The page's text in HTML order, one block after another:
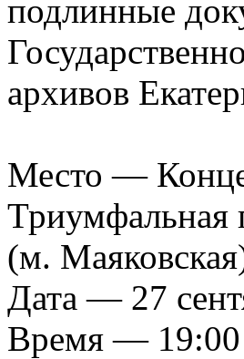
подлинные
архивов
Место —
Триумфальная
(м.
Дата — 27
Время — 19:00